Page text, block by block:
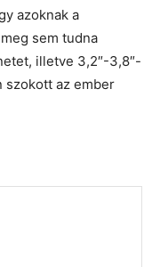
azoknak a
sem tudna
illetve 3,2″-3,8″-
szokott az ember